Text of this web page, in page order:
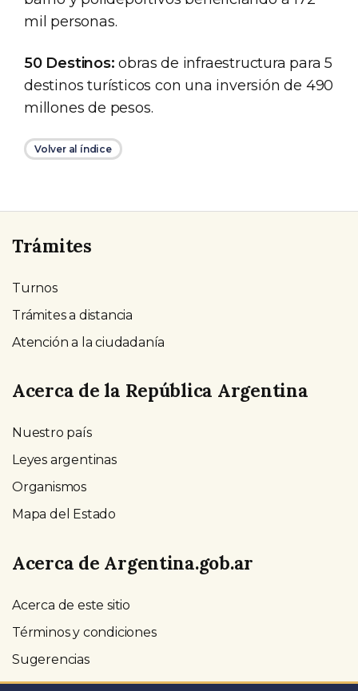
mil personas.
50 Destinos: obras de infraestructura para 5
destinos turísticos con una inversión de 490
millones de pesos.
Volver al índice
Trámites
Turnos
Trámites a distancia
Atención a la ciudadanía
Acerca de la República Argentina
Nuestro país
Leyes argentinas
Organismos
Mapa del Estado
Acerca de Argentina.gob.ar
Acerca de este sitio
Términos y condiciones
Sugerencias